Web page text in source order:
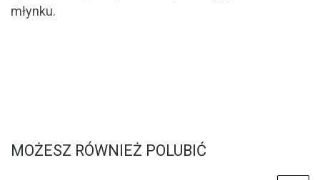
młynku.
MOŻESZ RÓWNIEŻ POLUBIĆ